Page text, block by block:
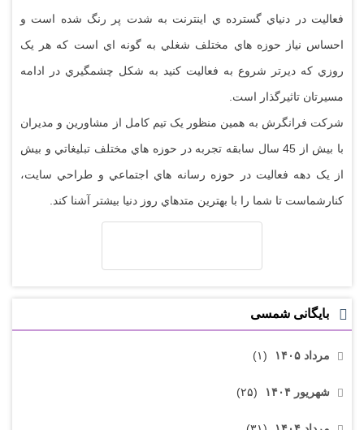
فعاليت در دنياي گسترده ي اينترنت به شدت پر رنگ شده است و
احساس نياز حوزه هاي مختلف شغلي به گونه اي است که هر يک
روزي که ديرتر شروع به فعاليت کنيد به شکل چشمگيري در ادامه
مسيرتان تاثيرگذار است.
شرکت فرانگرش به همين منظور يک تيم کامل از مشاورين و مديران
با بيش از 45 سال سابقه تجربه در حوزه هاي مختلف تبليغاتي و بيش
از يک دهه فعاليت در حوزه رسانه هاي اجتماعي و طراحي سايت،
کنارشماست تا شما را با بهترين متدهاي روز دنيا بيشتر آشنا کند.
بایگانی شمسی
مرداد ۱۴۰۵ (۱)
شهریور ۱۴۰۴ (۲۵)